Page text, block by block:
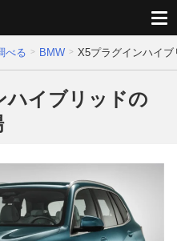
べる BMW X5プラグインハイ
ハイブリッドの